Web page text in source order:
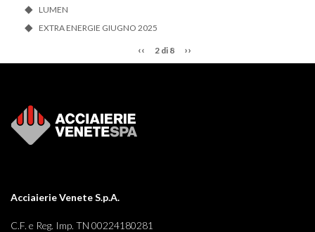
LUMEN
EXTRA ENERGIE GIUGNO 2025
‹‹ 2 di 8 ››
Acciaierie Venete S.p.A.
C.F. e Reg. Imp. TN 00224180281